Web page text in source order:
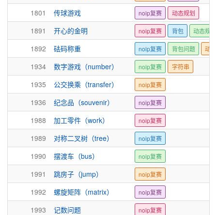
1801 传球游戏 noip复赛 动态规划
1891 开心的金明 noip复赛 背包 动态规划
1892 砝码称重 noip复赛 背包问题 动
1934 数字游戏（number） noip复赛 字符串
1935 公交换乘（transfer） noip复赛
1936 纪念品（souvenir） noip复赛
1988 加工零件（work） noip复赛
1989 对称二叉树（tree） noip复赛
1990 摆渡车（bus） noip复赛
1991 跳房子（jump） noip复赛
1992 螺旋矩阵（matrix） noip复赛
1993 记数问题 noip复赛